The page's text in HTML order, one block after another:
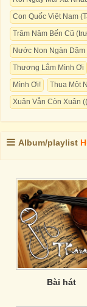
Con Quốc Việt Nam
Trăm Năm Bến Cũ
Nước Non Ngàn
Thương Lắm Mình Ơi
Mình Ơi!
Thua Một
Xuân Vẫn Còn Xuân
Album/playlist
Bài hát